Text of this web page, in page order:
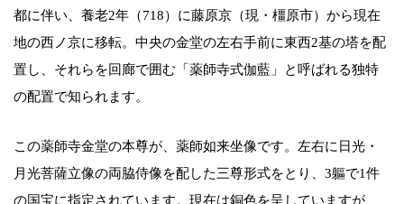
都に伴い、養老2年（718）に藤原京（現・橿原市）から現在
地の西ノ京に移転。中央の金堂の左右手前に東西2基の塔を配
置し、それらを回廊で囲む「薬師寺式伽藍」と呼ばれる独特
の配置で知られます。
この薬師寺金堂の本尊が、薬師如来坐像です。左右に日光・
月光菩薩立像の両脇侍像を配した三尊形式をとり、3軀で1件
の国宝に指定されています。現在は銅色を呈していますが、